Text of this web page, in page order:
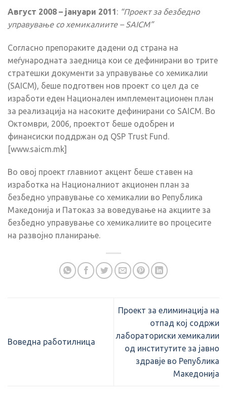
Август 2008 – јануари 2011: “Проект за безбедно
управување со хемикалиите – SAICM”
Согласно препораките дадени од страна на
меѓународната заедница кои се дефинирани во трите
стратешки документи за управување со хемикалии
(SAICM), беше подготвен нов проект со цел да се
изработи еден Национален имплементационен план
за реализација на насоките дефинирани со SAICM. Во
Октомври, 2006, проектот беше одобрен и
финансиски поддржан од QSP Trust Fund.
[www.saicm.mk]
Во овој проект главниот акцент беше ставен на
изработка на Националниот акционен план за
безбедно управување со хемикалии во Република
Македонија и Патоказ за воведување на акциите за
безбедно управување со хемикалиите во процесите
на развојно планирање.
Воведна работилница
Проект за елиминација на
отпад кој содржи
лабораториски хемикалии
од институтите за јавно
здравје во Република
Македонија